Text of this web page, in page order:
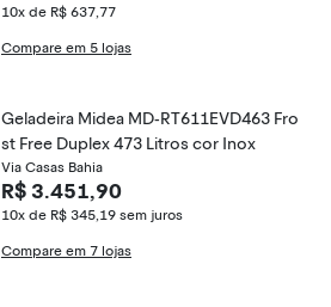
10x de R$ 637,77
Compare em 5 lojas
Geladeira Midea MD-RT611EVD463 Fro
st Free Duplex 473 Litros cor Inox
Via Casas Bahia
R$ 3.451,90
10x de R$ 345,19 sem juros
Compare em 7 lojas